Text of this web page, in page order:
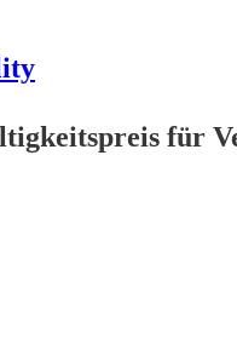
für